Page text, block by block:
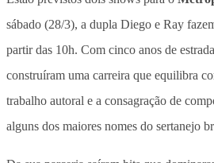
sábado (28/3), a dupla Diego e Ray
partir das 10h. Com cinco anos de
construíram uma carreira que equilibra
trabalho autoral e a consagração de
alguns dos maiores nomes do sertanejo